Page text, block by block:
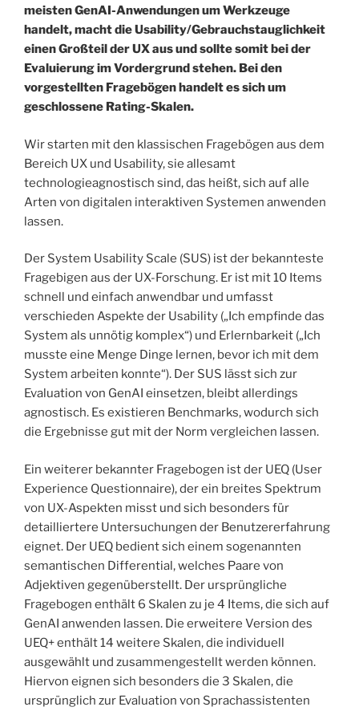
meisten GenAI-Anwendungen um Werkzeuge
handelt, macht die Usability/Gebrauchstauglichkeit
einen Großteil der UX aus und sollte somit bei der
Evaluierung im Vordergrund stehen. Bei den
vorgestellten Fragebögen handelt es sich um
geschlossene Rating-Skalen.
Wir starten mit den klassischen Fragebögen aus dem
Bereich UX und Usability, sie allesamt
technologieagnostisch sind, das heißt, sich auf alle
Arten von digitalen interaktiven Systemen anwenden
lassen.
Der System Usability Scale (SUS) ist der bekannteste
Fragebigen aus der UX-Forschung. Er ist mit 10 Items
schnell und einfach anwendbar und umfasst
verschieden Aspekte der Usability („Ich empfinde das
System als unnötig komplex“) und Erlernbarkeit („Ich
musste eine Menge Dinge lernen, bevor ich mit dem
System arbeiten konnte“). Der SUS lässt sich zur
Evaluation von GenAI einsetzen, bleibt allerdings
agnostisch. Es existieren Benchmarks, wodurch sich
die Ergebnisse gut mit der Norm vergleichen lassen.
Ein weiterer bekannter Fragebogen ist der UEQ (User
Experience Questionnaire), der ein breites Spektrum
von UX-Aspekten misst und sich besonders für
detailliertere Untersuchungen der Benutzererfahrung
eignet. Der UEQ bedient sich einem sogenannten
semantischen Differential, welches Paare von
Adjektiven gegenüberstellt. Der ursprüngliche
Fragebogen enthält 6 Skalen zu je 4 Items, die sich auf
GenAI anwenden lassen. Die erweitere Version des
UEQ+ enthält 14 weitere Skalen, die individuell
ausgewählt und zusammengestellt werden können.
Hiervon eignen sich besonders die 3 Skalen, die
ursprünglich zur Evaluation von Sprachassistenten